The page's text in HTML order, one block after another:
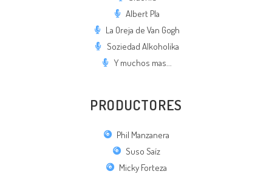
Albert Pla
La Oreja de Van Gogh
Soziedad Alkoholika
Y muchos mas...
PRODUCTORES
Phil Manzanera
Suso Saíz
Micky Forteza